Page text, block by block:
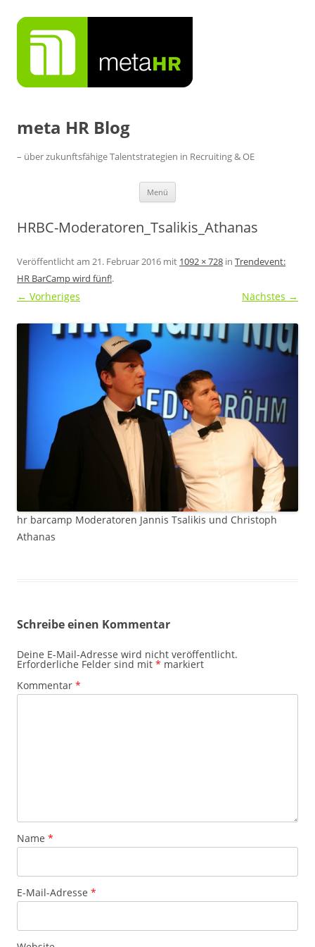
Inhalt
springen
meta HR Blog
– über zukunftsfähige Talentstrategien in Recruiting & OE
Menü
HRBC-Moderatoren_Tsalikis_Athanas
Veröffentlicht am 21. Februar 2016 mit 1092 × 728 in Trendevent:
HR BarCamp wird fünf!.
← Vorheriges Nächstes →
hr barcamp Moderatoren Jannis Tsalikis und Christoph
Athanas
Schreibe einen Kommentar
Deine E-Mail-Adresse wird nicht veröffentlicht.
Erforderliche Felder sind mit * markiert
Kommentar *
Name *
E-Mail-Adresse *